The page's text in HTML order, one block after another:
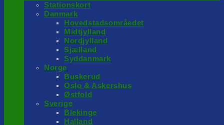
Stationskort
Danmark
Hovedstadsområedet
Midtjylland
Nordjylland
Sjælland
Syddanmark
Norge
Buskerud
Oslo & Askershus
Østfold
Sverige
Blekinge
Halland